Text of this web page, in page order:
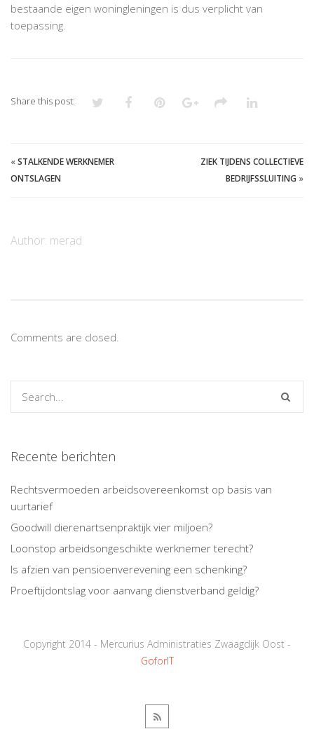
bestaande eigen woningleningen is dus verplicht van
toepassing.
Share this post:
«STALKENDE WERKNEMER
ONTSLAGEN
ZIEK TIJDENS COLLECTIEVE
BEDRIJFSSLUITING »
Author: merad
Comments are closed.
Recente berichten
Rechtsvermoeden arbeidsovereenkomst op basis van
uurtarief
Goodwill dierenartsenpraktijk vier miljoen?
Loonstop arbeidsongeschikte werknemer terecht?
Is afzien van pensioenverevening een schenking?
Proeftijdontslag voor aanvang dienstverband geldig?
Copyright 2014 - Mercurius Administraties Zwaagdijk Oost -
GoforIT